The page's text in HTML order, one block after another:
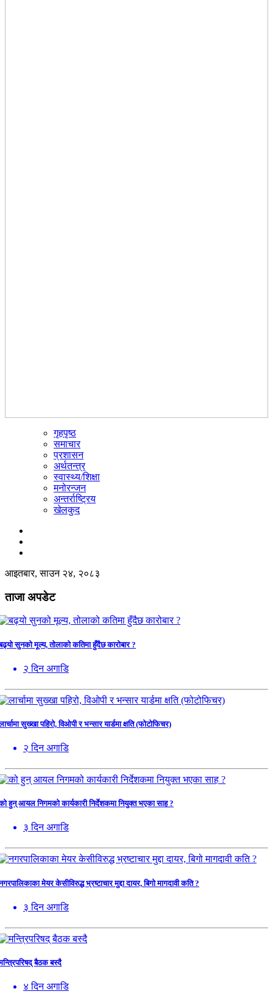
गृहपृष्ठ
समाचार
प्रशासन
अर्थतन्त्र
स्वास्थ्य/शिक्षा
मनोरन्जन
अन्तर्राष्ट्रिय
खेलकुद
आइतबार, साउन २४, २०८३
ताजा अपडेट
सुनको मूल्य, तोलाको कतिमा हुँदैछ कारोबार ?
२ दिन अगाडि
सुख्खा पहिरो, विओपी र भन्सार यार्डमा क्षति (फोटोफिचर)
२ दिन अगाडि
हुन् आयल निगमको कार्यकारी निर्देशकमा नियुक्त भएका साह ?
३ दिन अगाडि
मेयर केसीविरुद्ध भ्रष्टाचार मुद्दा दायर, बिगो मागदावी कति ?
३ दिन अगाडि
बैठक बस्दै
४ दिन अगाडि